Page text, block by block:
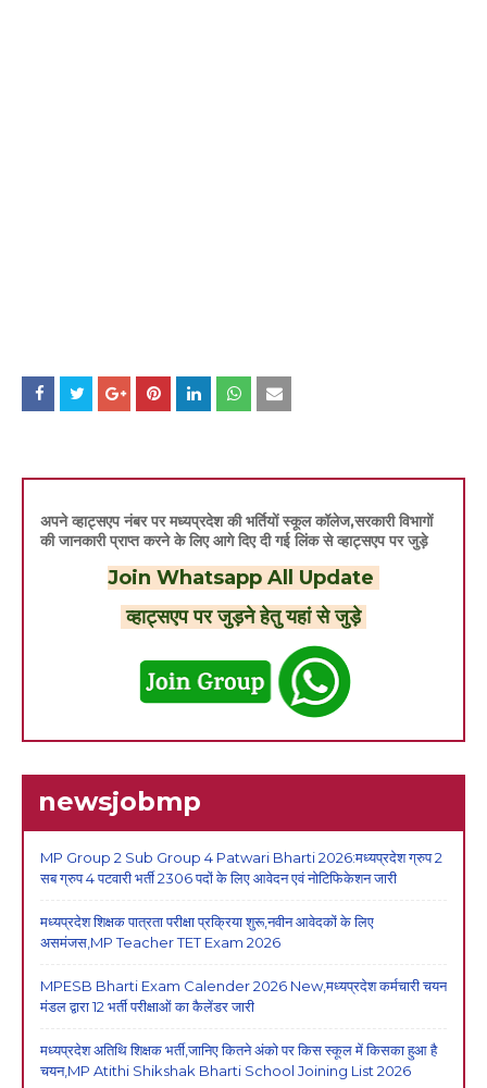
अपने व्हाट्सएप नंबर पर मध्यप्रदेश की भर्तियों स्कूल कॉलेज,सरकारी विभागों
की जानकारी प्राप्त करने के लिए आगे दिए दी गई लिंक से व्हाट्सएप पर जुड़े
Join Whatsapp All Update
व्हाट्सएप पर जुड़ने हेतु यहां से जुड़े
newsjobmp
MP Group 2 Sub Group 4 Patwari Bharti 2026:मध्यप्रदेश ग्रुप 2
सब ग्रुप 4 पटवारी भर्ती 2306 पदों के लिए आवेदन एवं नोटिफिकेशन जारी
मध्यप्रदेश शिक्षक पात्रता परीक्षा प्रक्रिया शुरू,नवीन आवेदकों के लिए
असमंजस,MP Teacher TET Exam 2026
MPESB Bharti Exam Calender 2026 New,मध्यप्रदेश कर्मचारी चयन
मंडल द्वारा 12 भर्ती परीक्षाओं का कैलेंडर जारी
मध्यप्रदेश अतिथि शिक्षक भर्ती,जानिए कितने अंको पर किस स्कूल में किसका हुआ है
चयन,MP Atithi Shikshak Bharti School Joining List 2026